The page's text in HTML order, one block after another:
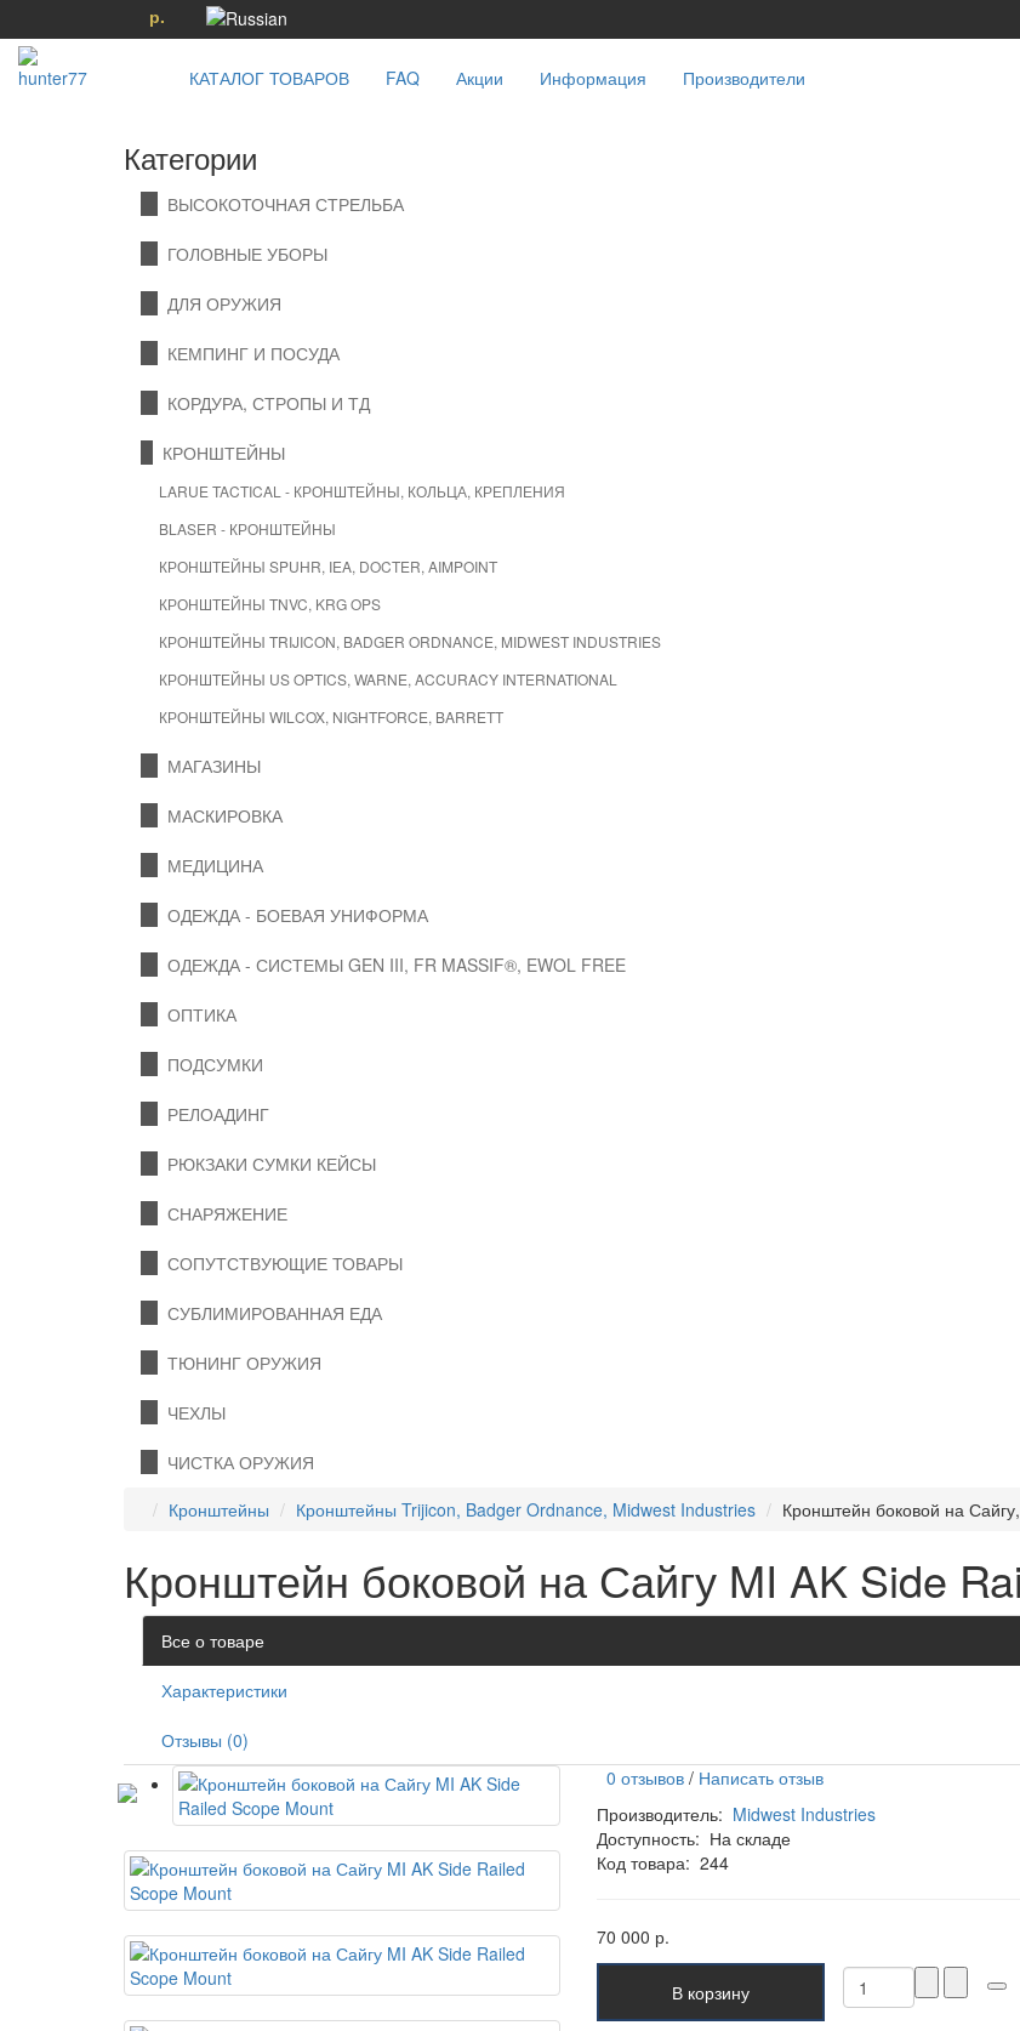
р.
КАТАЛОГ ТОВАРОВ FAQ Акции Информация Производители
Категории
ВЫСОКОТОЧНАЯ СТРЕЛЬБА
ГОЛОВНЫЕ УБОРЫ
ДЛЯ ОРУЖИЯ
КЕМПИНГ И ПОСУДА
КОРДУРА, СТРОПЫ И ТД
КРОНШТЕЙНЫ
LARUE TACTICAL - КРОНШТЕЙНЫ, КОЛЬЦА, КРЕПЛЕНИЯ
BLASER - КРОНШТЕЙНЫ
КРОНШТЕЙНЫ SPUHR, IEA, DOCTER, AIMPOINT
КРОНШТЕЙНЫ TNVC, KRG OPS
КРОНШТЕЙНЫ TRIJICON, BADGER ORDNANCE, MIDWEST INDUSTRIES
КРОНШТЕЙНЫ US OPTICS, WARNE, ACCURACY INTERNATIONAL
КРОНШТЕЙНЫ WILCOX, NIGHTFORCE, BARRETT
МАГАЗИНЫ
МАСКИРОВКА
МЕДИЦИНА
ОДЕЖДА - БОЕВАЯ УНИФОРМА
ОДЕЖДА - СИСТЕМЫ GEN III, FR MASSIF®, EWOL FREE
ОПТИКА
ПОДСУМКИ
РЕЛОАДИНГ
РЮКЗАКИ СУМКИ КЕЙСЫ
СНАРЯЖЕНИЕ
СОПУТСТВУЮЩИЕ ТОВАРЫ
СУБЛИМИРОВАННАЯ ЕДА
ТЮНИНГ ОРУЖИЯ
ЧЕХЛЫ
ЧИСТКА ОРУЖИЯ
Кронштейны
Кронштейны Trijicon, Badger Ordnance, Midwest Industries Кронштейн боковой на
Кронштейн боковой на Сайгу MI AK Side
Все о товаре
Характеристики
Отзывы (0)
0 отзывов / Написать отзыв
Производитель: Midwest Industries
Доступность: На складе
Код товара: 244
70 000 р.
В корзину